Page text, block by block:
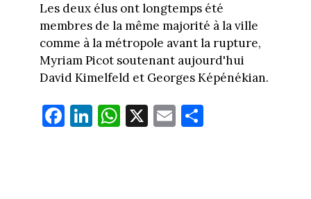
Les deux élus ont longtemps été
membres de la même majorité à la ville
comme à la métropole avant la rupture,
Myriam Picot soutenant aujourd'hui
David Kimelfeld et Georges Képénékian.
Fa
ce
Li
nk
W
ha
X E
m
Pa